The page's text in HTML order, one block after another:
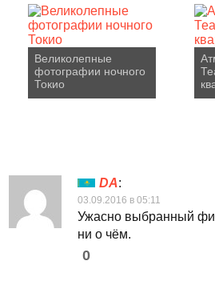
Великолепные
фотографии ночного
Токио
DA:
03.09.2016 в 05:11
Ужасно выбранный
ни о чём.
0